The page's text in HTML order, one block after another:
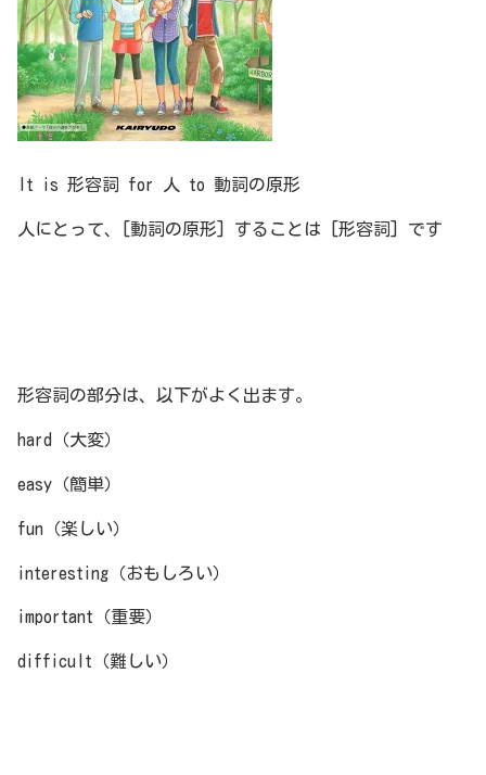
It is 形容詞 for 人 to 動詞の原形
人にとって、[動詞の原形] することは [形容詞] です
形容詞の部分は、以下がよく出ます。
hard（大変）
easy（簡単）
fun（楽しい）
interesting（おもしろい）
important（重要）
difficult（難しい）